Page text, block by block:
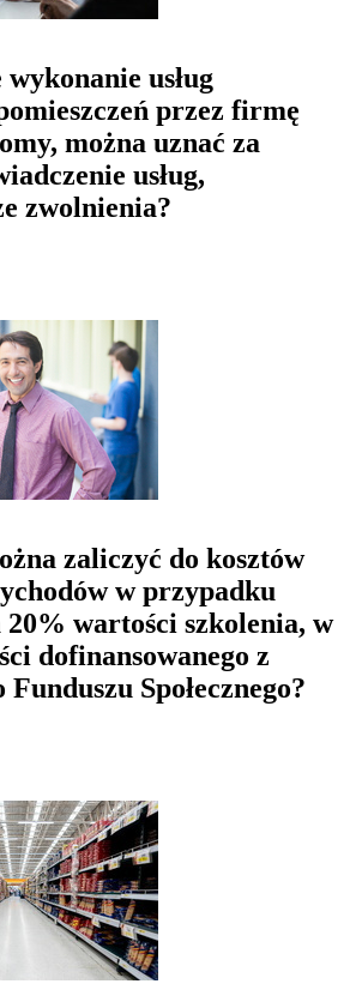
usług
przez firmę
można uznać za
usług,
zwolnienia?
zaliczyć do kosztów
w przypadku
20% wartości szkolenia, w
dofinansowanego z
Społecznego?